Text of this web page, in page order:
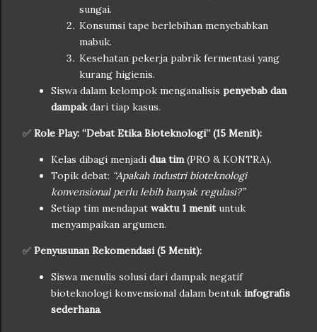
sungai.
Konsumsi tape berlebihan menyebabkan
mabuk.
Kesehatan pekerja pabrik fermentasi yang
kurang higienis.
Siswa dalam kelompok menganalisis penyebab dan
dampakdari tiap kasus.
✅ Role Play: “Debat Etika Bioteknologi” (15 Menit):
Kelas dibagi menjadi dua tim(PRO & KONTRA).
Topik debat: “Apakah industri bioteknologi
konvensional perlu lebih banyak regulasi?”
Setiap tim mendapat waktu 1 menituntuk
menyampaikan argumen.
✅ Penyusunan Rekomendasi (5 Menit):
Siswa menulis solusi dari dampak negatif
bioteknologi konvensional dalam bentuk infografis
sederhana.